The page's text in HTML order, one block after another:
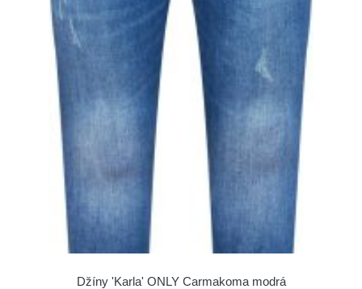
Džíny 'Karla' ONLY Carmakoma modrá